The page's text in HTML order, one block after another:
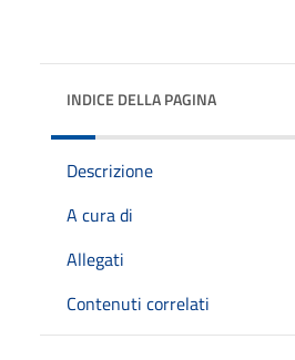
INDICE DELLA PAGINA
Descrizione
A cura di
Allegati
Contenuti correlati